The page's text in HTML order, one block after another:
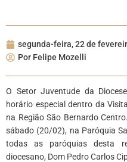
segunda-feira, 22 de
Por Felipe Mozelli
O Setor Juventude da
horário especial dentro da
na Região São Bernardo
sábado (20/02), na Paróquia
todas as paróquias desta
diocesano, Dom Pedro Carlos